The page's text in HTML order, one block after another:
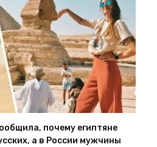
почему египтяне
а в России мужчины